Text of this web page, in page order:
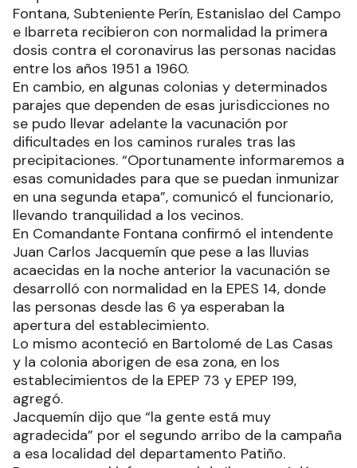
Fontana, Subteniente Perín, Estanislao del Campo
e Ibarreta recibieron con normalidad la primera
dosis contra el coronavirus las personas nacidas
entre los años 1951 a 1960.
En cambio, en algunas colonias y determinados
parajes que dependen de esas jurisdicciones no
se pudo llevar adelante la vacunación por
dificultades en los caminos rurales tras las
precipitaciones. “Oportunamente informaremos a
esas comunidades para que se puedan inmunizar
en una segunda etapa”, comunicó el funcionario,
llevando tranquilidad a los vecinos.
En Comandante Fontana confirmó el intendente
Juan Carlos Jacquemín que pese a las lluvias
acaecidas en la noche anterior la vacunación se
desarrolló con normalidad en la EPES 14, donde
las personas desde las 6 ya esperaban la
apertura del establecimiento.
Lo mismo aconteció en Bartolomé de Las Casas
y la colonia aborigen de esa zona, en los
establecimientos de la EPEP 73 y EPEP 199,
agregó.
Jacquemín dijo que “la gente está muy
agradecida” por el segundo arribo de la campaña
a esa localidad del departamento Patiño.